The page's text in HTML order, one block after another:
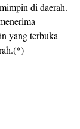
di daerah.
yang terbuka